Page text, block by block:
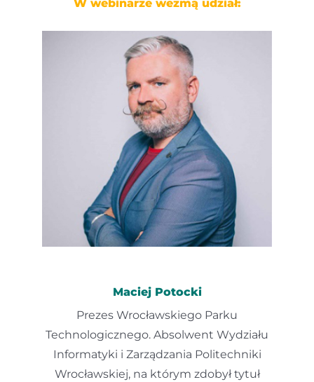
Maciej Potocki
Prezes Wrocławskiego Parku
Technologicznego. Absolwent Wydziału
Informatyki i Zarządzania Politechniki
Wrocławskiej, na którym zdobył tytuł